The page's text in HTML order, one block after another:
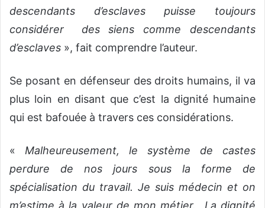
descendants d’esclaves puisse toujours
considérer des siens comme descendants
d’esclaves », fait comprendre l’auteur.
Se posant en défenseur des droits humains, il va
plus loin en disant que c’est la dignité humaine
qui est bafouée à travers ces considérations.
« Malheureusement, le système de castes
perdure de nos jours sous la forme de
spécialisation du travail. Je suis médecin et on
m’estime à la valeur de mon métier. La dignité